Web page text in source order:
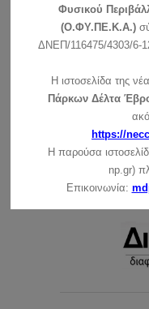
συνέχεια »
Ευχές για τις
συνέχεια »
Ανακοίνωση για τις
συνέχεια »
Φυσικού
(Ο.ΦΥ.ΠΕ.Κ.Α.)
ΔΝΕΠ/116475/4303/6-
Η ιστοσελίδα της
Πάρκων Δέλτα
https://
Η παρούσα
np.gr)
Επικοινωνία: